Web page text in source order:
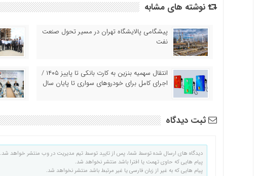
نوشته های مشابه
پیشگامی پالایشگاه تهران در مسیر تحول صنعت
نفت
انتقال سهمیه بنزین به کارت بانکی تا پاییز ۱۴۰۵ /
اجرای کامل برای خودروهای سواری تا پایان سال
ثبت دیدگاه
دیدگاه های ارسال شده توسط شما، پس از تایید توسط تیم مدیریت در وب منتشر خواهد شد.
پیام هایی که حاوی تهمت یا افترا باشد منتشر نخواهد شد.
پیام هایی که به غیر از زبان فارسی یا غیر مرتبط باشد منتشر نخواهد شد.